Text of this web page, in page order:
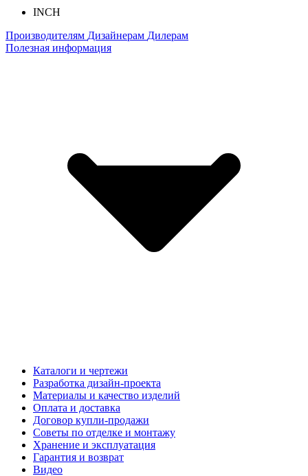
INCH
Производителям Дизайнерам Дилерам
Полезная информация
Каталоги и чертежи
Разработка дизайн-проекта
Материалы и качество изделий
Оплата и доставка
Договор купли-продажи
Советы по отделке и монтажу
Хранение и эксплуатация
Гарантия и возврат
Видео